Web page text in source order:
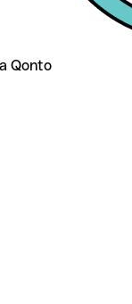
Qonto